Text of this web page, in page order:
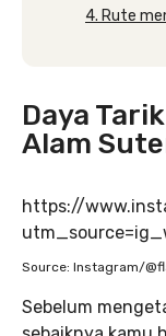
4. Rute
Daya
Alam
https://
Source: Instagram/
Sebelum